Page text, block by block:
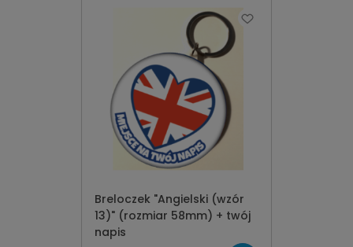
Breloczek "Angielski (wzór
13)" (rozmiar 58mm) + twój
napis